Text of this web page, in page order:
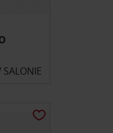
SALONIE